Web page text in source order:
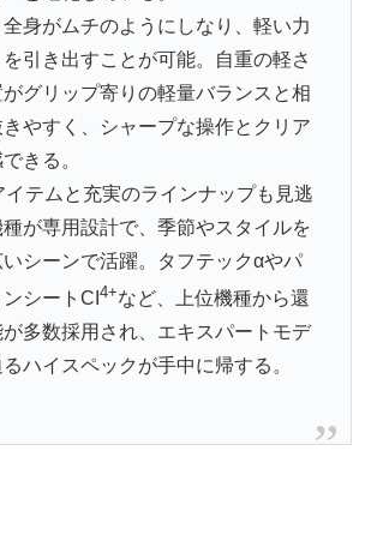
身がムチのようにしなり、軽い力
引き出すことが可能。自重の軽さ
グリップ寄りの軽量バランスと相
きやすく、シャープな操作とクリア
きる。
イテムと充実のラインナップも見逃
が専用設計で、季節やスタイルを
シーンで活躍。タフテックαやパ
シートCI 4+など、上位機種から還
多数採用され、エキスパートモデ
ハイスペックが手中に帰する。